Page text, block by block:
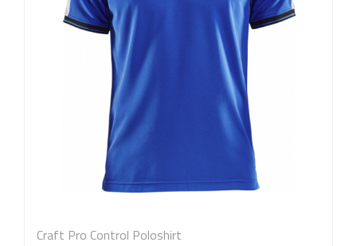
Craft Pro Control Poloshirt